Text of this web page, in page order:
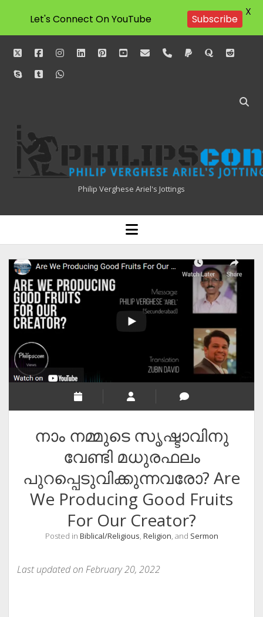
twitterfacebookinstagram
linkedinpinterestyoutube
emailphonepaypalquorareddit
skypetumblrwhatsapp
Philipscom
Associates
Philip Verghese Ariel's Jottings
HOME
BLOGGING
RELIGION
EXPERT ROUNDUP POSTS
TECHNOLOGY/SOFTWARE
MALAYALAM WRITINGS
GUEST POST
BUSINESS/SALE
INTERVIEWS / BLOG INTRO
PERSONAL
INFOGRAPHICS
PHOTOGRAPHY
open
menu
നാം നമ്മുടെ സൃഷ്ടാവിനു
വേണ്ടി മധുരഫലം
പുറപ്പെടുവിക്കുന്നവരോ? Are
We Producing Good Fruits
For Our Creator?
Posted in Biblical/Religious, Religion, and Sermon
Last updated on February 20, 2022
Let's Connect On YouTube Subscribe
X